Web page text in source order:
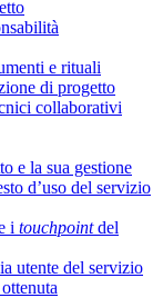
e rituali
di progetto
collaborativi
e la sua gestione
d’uso del servizio
i touchpointdel
utente del servizio